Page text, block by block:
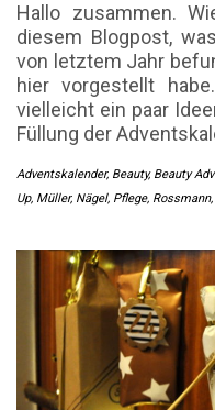
Hallo zusammen.
diesem Blogpost,
von letztem Jahr
hier vorgestellt
vielleicht ein paar
Füllung der
Adventskalender, Beauty, Beauty
Up, Müller, Nägel, Pflege, Rossmann,